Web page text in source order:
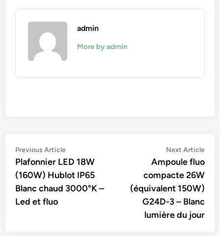
admin
More by admin
Navigation
de
l’article
Previous ArticlePrevious
article:
Plafonnier LED 18W
(160W) Hublot IP65
Blanc chaud 3000°K –
Led et fluo
Next Article
Ampoule fluo
compacte 26W
(équivalent 150W)
G24D-3 – Blanc
lumière du jour